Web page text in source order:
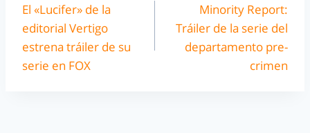
El «Lucifer» de la
editorial Vertigo
estrena tráiler de su
serie en FOX
Minority Report:
Tráiler de la serie del
departamento pre-
crimen